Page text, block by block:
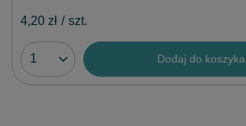
4,20 zł / szt.
Dodaj do koszyka